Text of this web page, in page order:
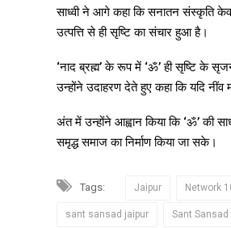
साध्वी ने आगे कहा कि सनातन संस्कृति
उत्पत्ति से ही सृष्टि का संचार हुआ है।
‘नाद ब्रह्म’ के रूप में ‘ॐ’ ही सृष्टि के
उन्होंने उदाहरण देते हुए कहा कि यदि
अंत में उन्होंने आह्वान किया कि ‘ॐ’ की
समृद्ध समाज का निर्माण किया जा सके।
Tags: Jaipur Network
sant sansad jaipur Sant Sansad